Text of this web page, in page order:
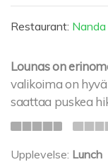
Restaurant:
Lounas on
valikoima on
saattaa puskea
Upplevelse: Lunch